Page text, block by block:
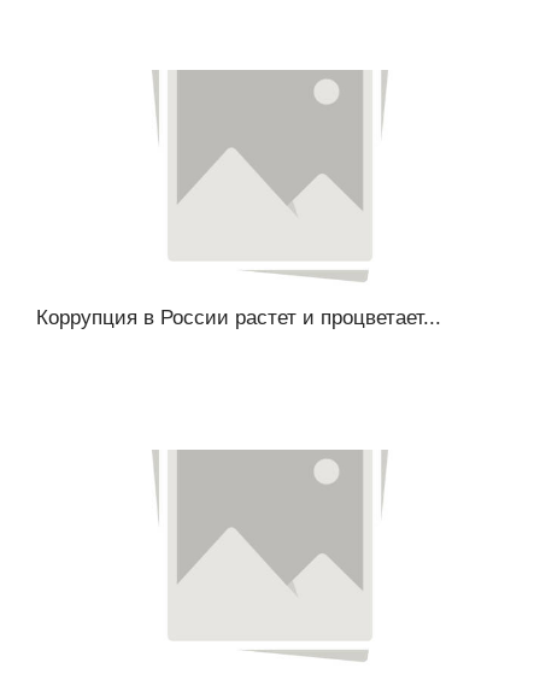
Коррупция в России растет и процветает...